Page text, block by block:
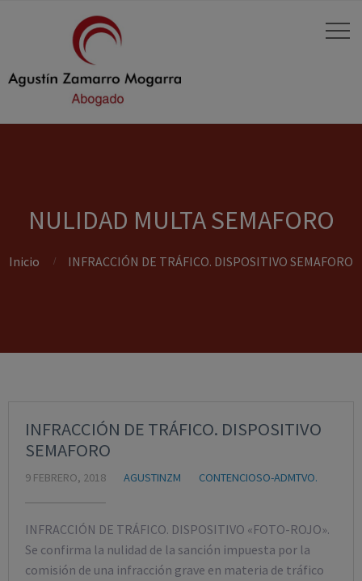
NULIDAD MULTA SEMAFORO
Inicio INFRACCIÓN DE TRÁFICO. DISPOSITIVO SEMAFORO
INFRACCIÓN DE TRÁFICO. DISPOSITIVO
SEMAFORO
9 FEBRERO, 2018 AGUSTINZM CONTENCIOSO-ADMTVO.
INFRACCIÓN DE TRÁFICO. DISPOSITIVO «FOTO-ROJO».
Se confirma la nulidad de la sanción impuesta por la
comisión de una infracción grave en materia de tráfico